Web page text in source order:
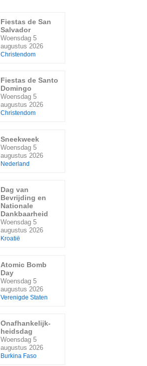
Fiestas de San
Salvador
Woensdag 5
augustus 2026
Christendom
Fiestas de Santo
Domingo
Woensdag 5
augustus 2026
Christendom
Sneekweek
Woensdag 5
augustus 2026
Nederland
Dag van
Bevrijding en
Nationale
Dankbaarheid
Woensdag 5
augustus 2026
Kroatië
Atomic Bomb
Day
Woensdag 5
augustus 2026
Verenigde Staten
Onafhankelijk-
heidsdag
Woensdag 5
augustus 2026
Burkina Faso